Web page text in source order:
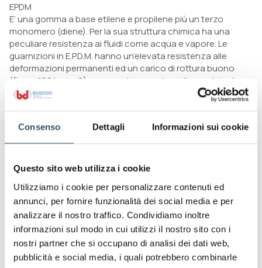
Consenso Dettagli Informazioni sui cookie
Questo sito web utilizza i cookie
Utilizziamo i cookie per personalizzare contenuti ed
annunci, per fornire funzionalità dei social media e per
analizzare il nostro traffico. Condividiamo inoltre
informazioni sul modo in cui utilizzi il nostro sito con i
nostri partner che si occupano di analisi dei dati web,
pubblicità e social media, i quali potrebbero combinarle
EPDM
E’ una gomma a base etilene e propilene più un terzo
monomero (diene). Per la sua struttura chimica ha una
peculiare resistenza ai fluidi come acqua e vapore. Le
guarnizioni in E.P.D.M. hanno un’elevata resistenza alle
deformazioni permanenti ed un carico di rottura buono
(fino a 180 kg cm2), con una temperatura di esercizio da
-45° a +130°C, fino a punte di +150°C.
La mescola EPDM offre una soluzione versatile e resiste
all’ozono, al calore, all’invecchiamento a caldo; buona
anche la resistenza agli acidi ad alta concentrazione.
compatibile nelle applicazioni con benzina, olii lubrificanti,
FPM
Questo elastomero fluorurato possiede un’eccezionale
resistenza al calore e agli agenti atmosferici e chimici. Ha
rottura oltre a 140 kg cm2.
La temperatura di esercizio varia da -30° a +200°C, fino a